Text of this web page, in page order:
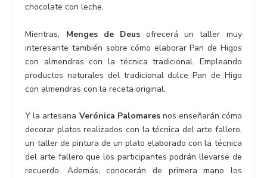
chocolate con leche.
Mientras, Menges de Deusofrecerá un taller muy
interesante también sobre cómo elaborar Pan de Higos
con almendras con la técnica tradicional. Empleando
productos naturales del tradicional dulce Pan de Higo
con almendras con la receta original.
Y la artesana Verónica Palomaresnos enseñarán cómo
decorar platos realizados con la técnica del arte fallero,
un taller de pintura de un plato elaborado con la técnica
del arte fallero que los participantes podrán llevarse de
recuerdo. Además, conocerán de primera mano los